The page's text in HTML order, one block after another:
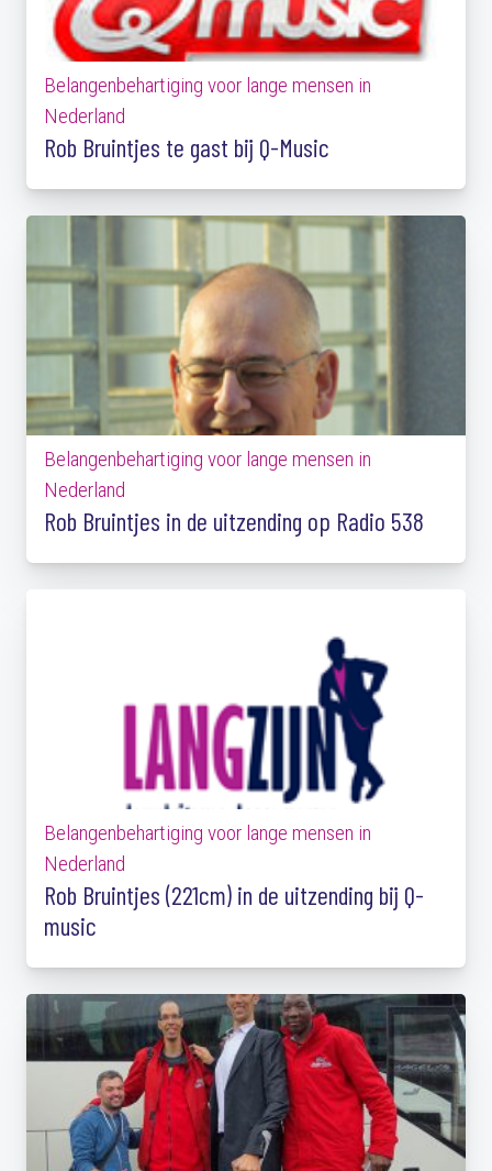
Belangenbehartiging voor lange mensen in
Nederland
Rob Bruintjes te gast bij Q-Music
Belangenbehartiging voor lange mensen in
Nederland
Rob Bruintjes in de uitzending op Radio 538
Belangenbehartiging voor lange mensen in
Nederland
Rob Bruintjes (221cm) in de uitzending bij Q-
music